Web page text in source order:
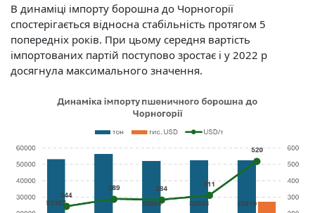
В динаміці імпорту борошна до Чорногорії
спостерігається відносна стабільність протягом 5
попередніх років. При цьому середня вартість
імпортованих партій поступово зростає і у 2022 р
досягнула максимального значення.